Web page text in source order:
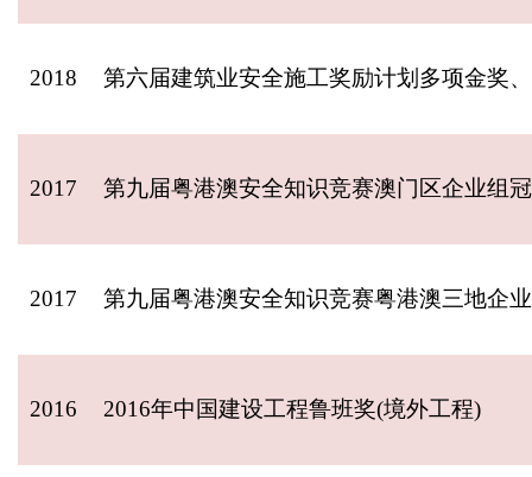
2018 第六届建筑业安全施工奖励计划多项金奖
2017 第九届粤港澳安全知识竞赛澳门区企业组
2017 第九届粤港澳安全知识竞赛粤港澳三地企
2016 2016年中国建设工程鲁班奖(境外工程)